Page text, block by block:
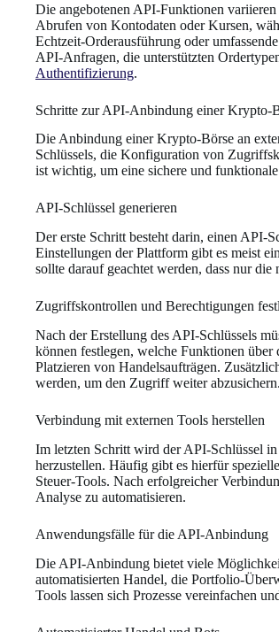
Die angebotenen API-Funktionen
Abrufen von Kontodaten oder Kursen,
Echtzeit-Orderausführung oder
API-Anfragen, die unterstützten
Authentifizierung.
Schritte zur API-Anbindung einer Krypto-
Die Anbindung einer Krypto-Börse an
Schlüssels, die Konfiguration von
ist wichtig, um eine sichere und
API-Schlüssel generieren
Der erste Schritt besteht darin, einen API-
Einstellungen der Plattform gibt es meist
sollte darauf geachtet werden, dass nur
Zugriffskontrollen und Berechtigungen
Nach der Erstellung des API-Schlüssels
können festlegen, welche Funktionen
Platzieren von Handelsaufträgen.
werden, um den Zugriff weiter abzusichern.
Verbindung mit externen Tools herstellen
Im letzten Schritt wird der API-Schlüssel
herzustellen. Häufig gibt es hierfür
Steuer-Tools. Nach erfolgreicher
Analyse zu automatisieren.
Anwendungsfälle für die API-Anbindung
Die API-Anbindung bietet viele
automatisierten Handel, die Portfolio-
Tools lassen sich Prozesse vereinfachen